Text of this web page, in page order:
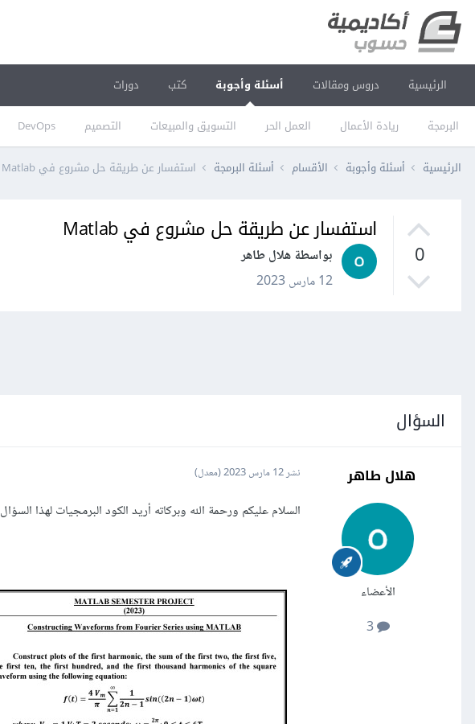
الرئيسية دروس ومقالات أسئلة وأجوبة
البرمجة ريادة الأعمال العمل الحر التسويق والمبيعات التصميم DevOps
كتب دورات
الرئيسية أسئلة وأجوبة الأقسام أسئلة البرمجة استفسار عن طريقة حل مشروع في Matlab
0
استفسار عن طريقة حل مشروع في Matlab
بواسطة هلال طاهر
12 مارس 2023
السؤال
هلال طاهر
الأعضاء
3
نشر12 مارس 2023 (معدل)
السلام عليكم ورحمة الله وبركاته أريد الكود البرمجيات لهذا السؤال